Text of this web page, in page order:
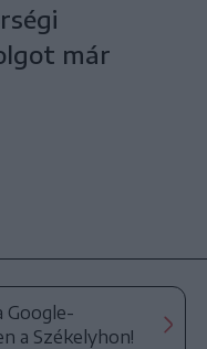
már
Google-
a Székelyhon!